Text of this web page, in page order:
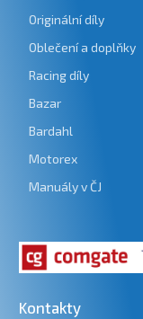
Originální díly
Oblečení a doplňky
Racing díly
Bazar
Bardahl
Motorex
Manuály v ČJ
Kontakty